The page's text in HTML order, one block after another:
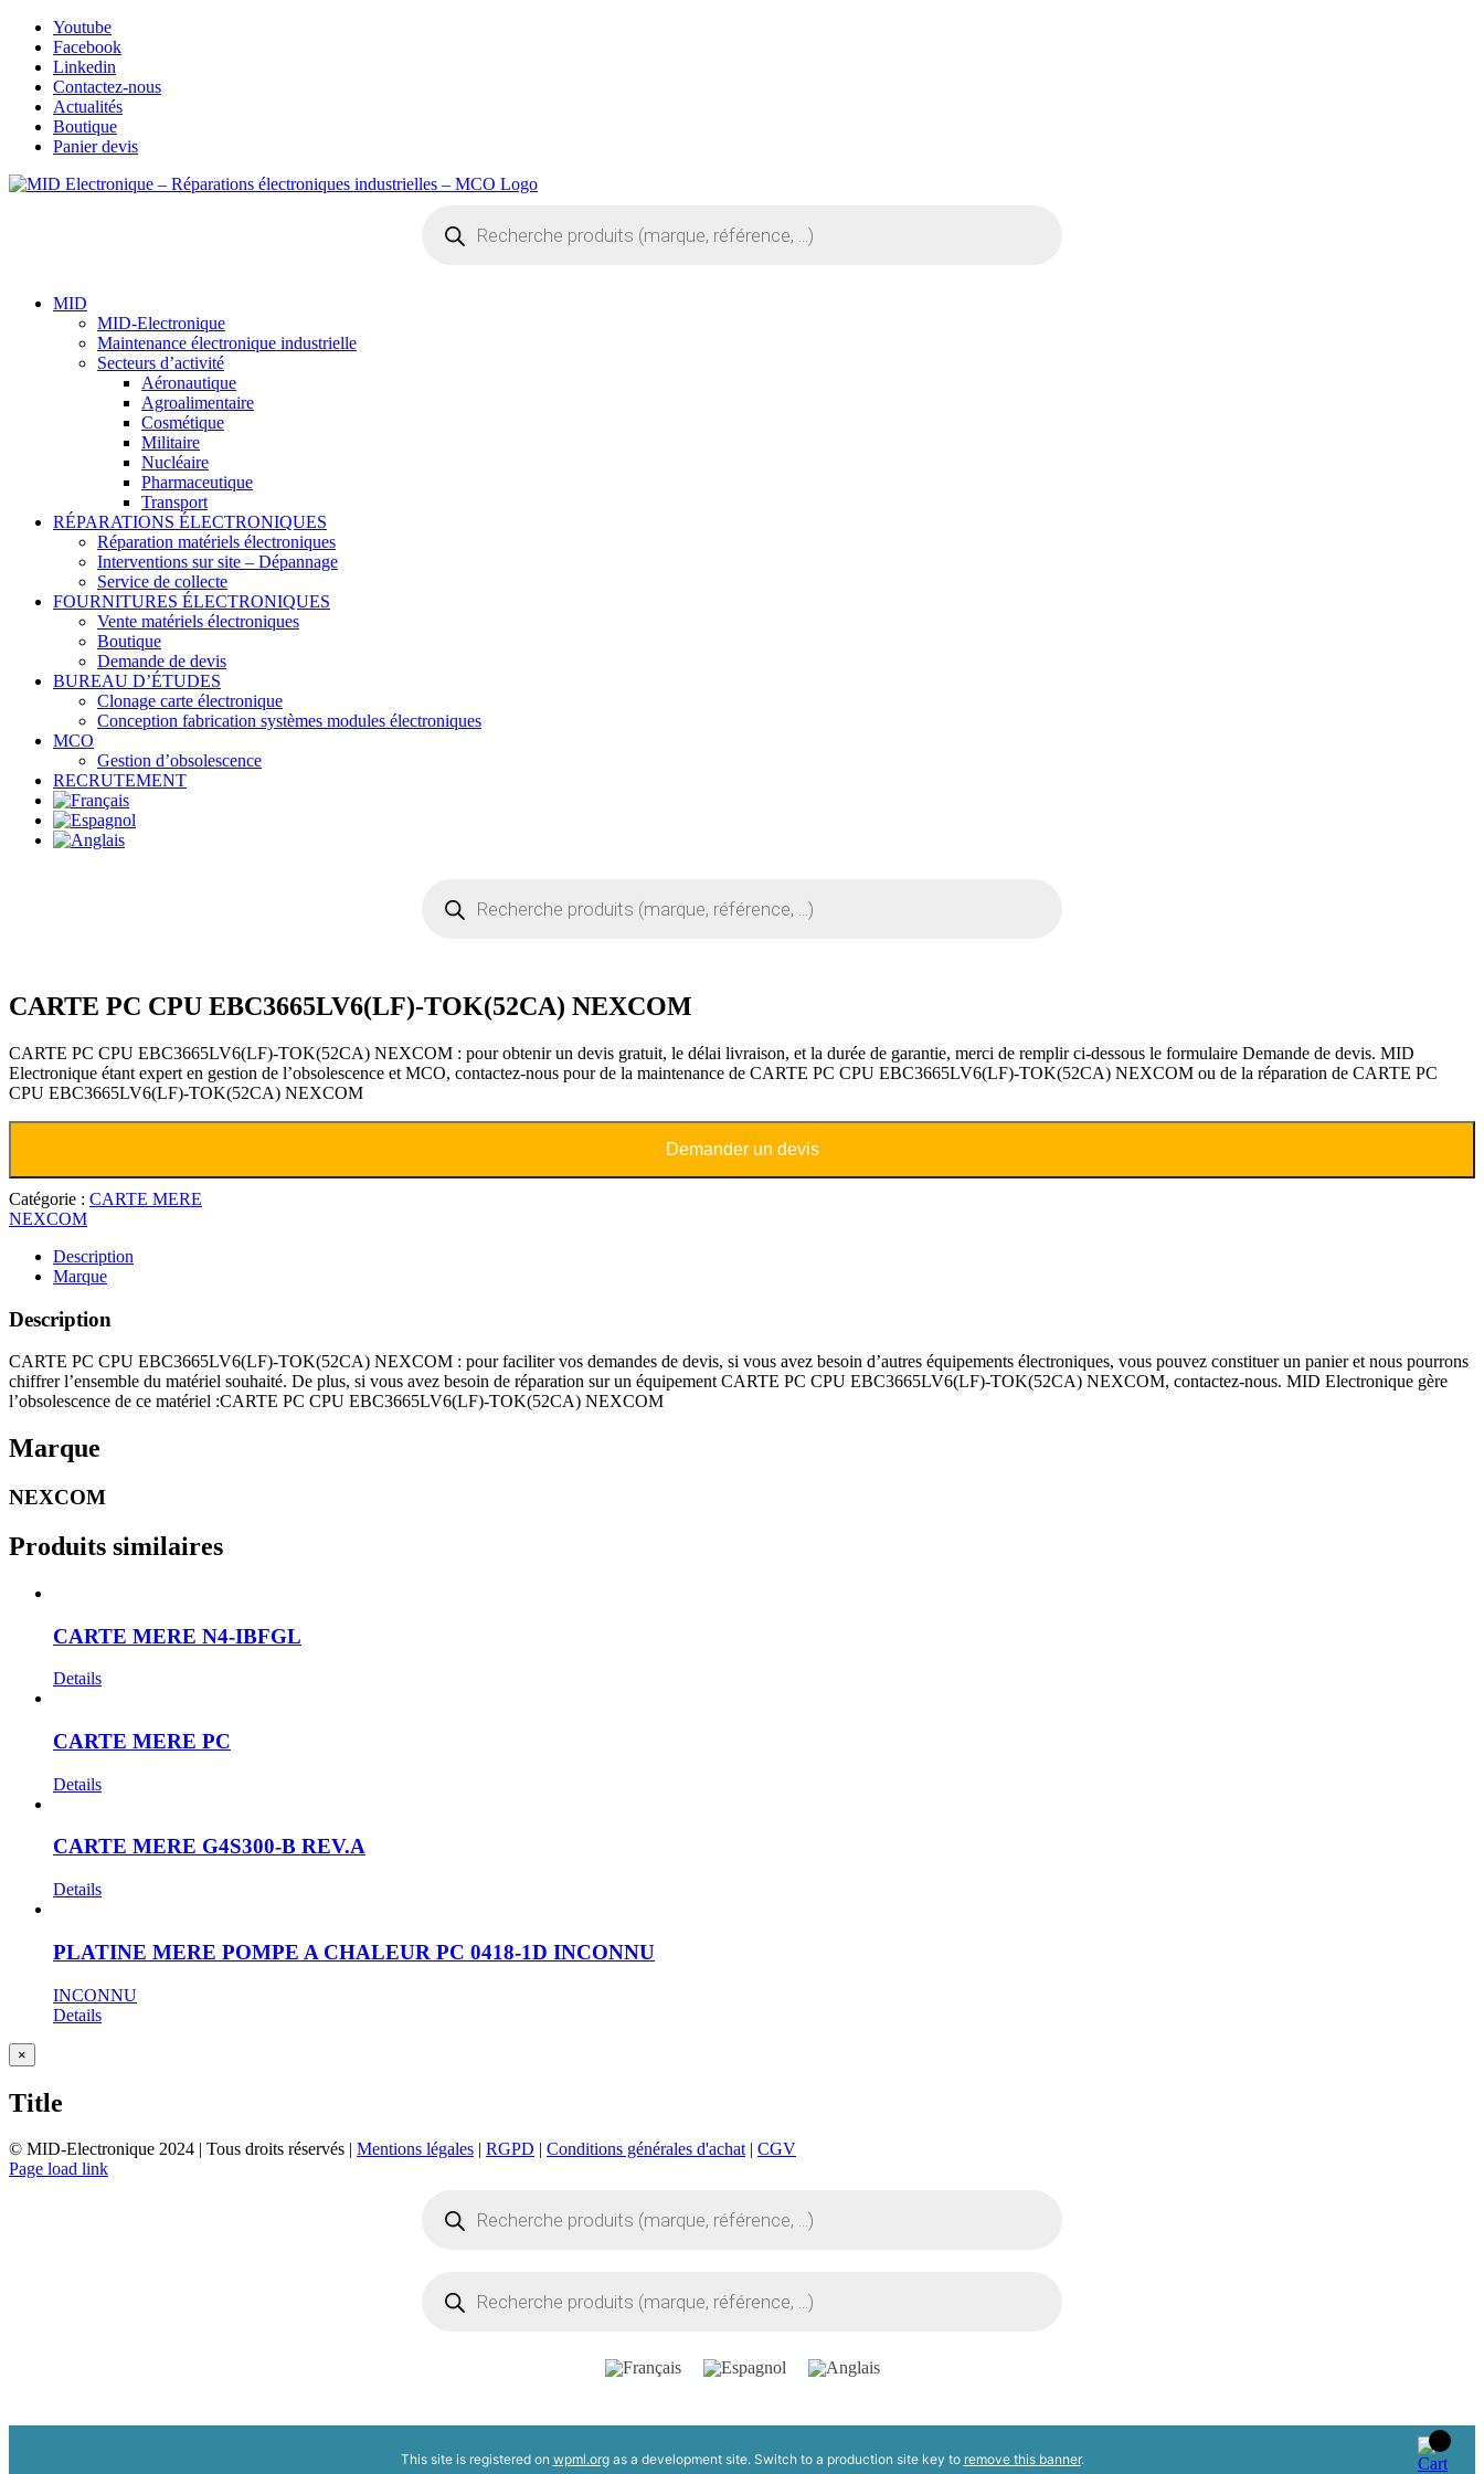
Skip
content
Youtube
Facebook
Linkedin
Contactez-nous
Actualités
Boutique
Panier devis
produits
MID
MID-Electronique
Maintenance électronique industrielle
Secteurs d’activité
Aéronautique
Agroalimentaire
Cosmétique
Militaire
Nucléaire
Pharmaceutique
Transport
RÉPARATIONS ÉLECTRONIQUES
Réparation matériels électroniques
Interventions sur site – Dépannage
Service de collecte
FOURNITURES ÉLECTRONIQUES
Vente matériels électroniques
Boutique
Demande de devis
BUREAU D’ÉTUDES
Clonage carte électronique
Conception fabrication systèmes modules électroniques
MCO
Gestion d’obsolescence
RECRUTEMENT
produits
CARTE PC CPU EBC3665LV6(LF)-TOK(52CA) NEXCOM
CARTE PC CPU EBC3665LV6(LF)-TOK(52CA) NEXCOM : pour obtenir un devis gratuit, le délai livraison, et la durée de garantie, merci de remplir ci-dessous le formulaire Demande de devis. MID
Electronique étant expert en gestion de l’obsolescence et MCO, contactez-nous pour de la maintenance de CARTE PC CPU EBC3665LV6(LF)-TOK(52CA) NEXCOM ou de la réparation de CARTE PC
CPU EBC3665LV6(LF)-TOK(52CA) NEXCOM
Demander un devis
Catégorie : CARTE MERE
NEXCOM
Description
Marque
Description
CARTE PC CPU EBC3665LV6(LF)-TOK(52CA) NEXCOM : pour faciliter vos demandes de devis, si vous avez besoin d’autres équipements électroniques, vous pouvez constituer un panier et nous pourrons
chiffrer l’ensemble du matériel souhaité. De plus, si vous avez besoin de réparation sur un équipement CARTE PC CPU EBC3665LV6(LF)-TOK(52CA) NEXCOM, contactez-nous. MID Electronique gère
l’obsolescence de ce matériel :CARTE PC CPU EBC3665LV6(LF)-TOK(52CA) NEXCOM
Marque
NEXCOM
Produits similaires
CARTE MERE N4-IBFGL
Details
CARTE MERE PC
Details
CARTE MERE G4S300-B REV.A
Details
PLATINE MERE POMPE A CHALEUR PC 0418-1D INCONNU
INCONNU
Details
Close
product
view
×
Title
© MID-Electronique 2024 | Tous droits réservés | Mentions légales | RGPD | Conditions générales d'achat| CGV
LinkedIn
Indeed
Facebook
Page load link
produits
produits
This site is registered on wpml.orgas a development site. Switch to a production site key to remove this banner.